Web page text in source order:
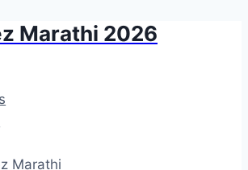
Marathi 2026
Marathi